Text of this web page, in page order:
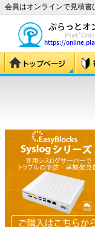
会員はオンラインで見積書(